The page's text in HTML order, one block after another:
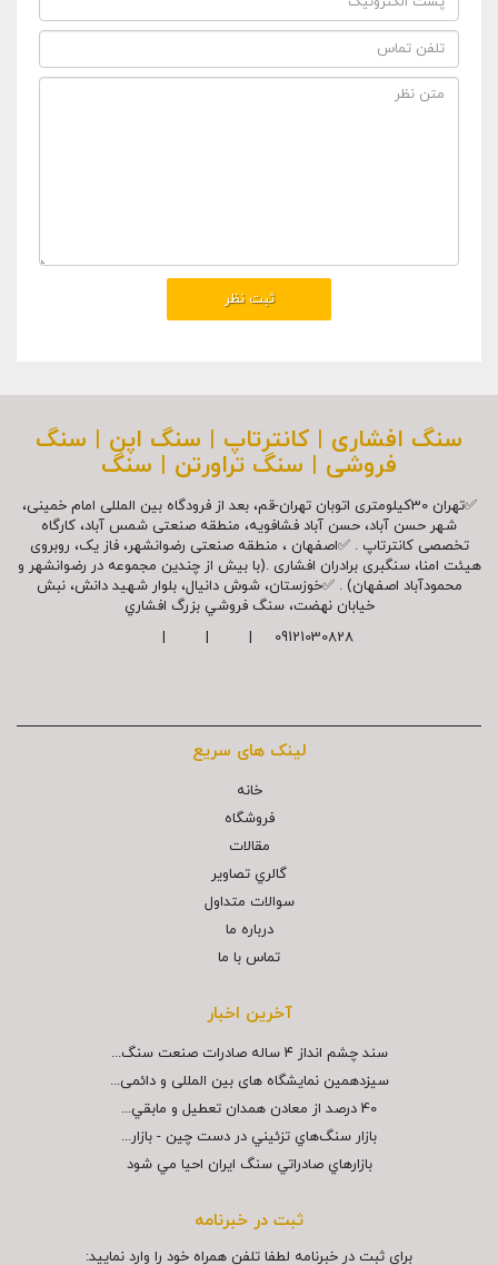
سنگ افشاری | کانترتاپ | سنگ اپن | سنگ
فروشی | سنگ تراورتن | سنگ
✅تهران 30کیلومتری اتوبان تهران-قم، بعد از فرودگاه بین المللی امام خمینی،
شهر حسن آباد، حسن آباد فشافویه، منطقه صنعتی شمس آباد، کارگاه
تخصصی کانترتاپ . ✅اصفهان ، منطقه صنعتی رضوانشهر، فاز یک، روبروی
هیئت امنا، سنگبری برادران افشاری .(با بیش از چندین مجموعه در رضوانشهر و
محمودآباد اصفهان) . ✅خوزستان، شوش دانیال، بلوار شهيد دانش، نبش
خیابان نهضت، سنگ فروشي بزرگ افشاري
09121030828 | | |
لینک های سریع
خانه
فروشگاه
مقالات
گالري تصاوير
سوالات متداول
درباره ما
تماس با ما
آخرین اخبار
سند چشم انداز ۴ ساله صادرات صنعت سنگ...
سیزدهمین نمایشگاه های بین المللی و دائمی...
40 درصد از معادن همدان تعطيل و مابقي...
بازار سنگ‌هاي تزئيني در دست چين - بازار...
بازارهاي صادراتي سنگ ايران احيا مي شود
ثبت در خبرنامه
برای ثبت در خبرنامه لطفا تلفن همراه خود را وارد نمایید: